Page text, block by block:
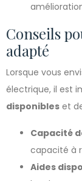
Conseils
adapté
Lorsque vous
électrique, il est
disponibles et
Capacité
capacité à
Aides